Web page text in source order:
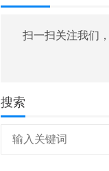
扫一扫关注我们
搜索